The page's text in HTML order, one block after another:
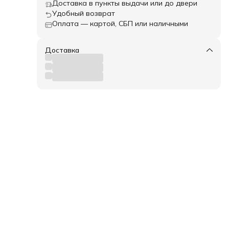
Доставка в пункты выдачи или до двери
Удобный возврат
Оплата — картой, СБП или наличными
Доставка